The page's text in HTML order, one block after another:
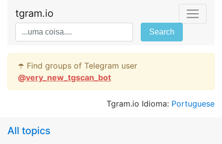
tgram.io
Search
☂️ Find groups of Telegram user
@very_new_tgscan_bot
Tgram.io Idioma: Portuguese
All topics